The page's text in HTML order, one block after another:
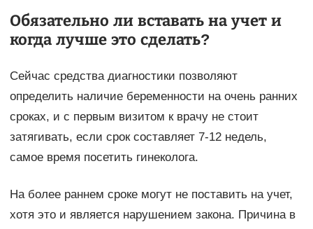
Обязательно ли вставать на учет и
когда лучше это сделать?
Сейчас средства диагностики позволяют
определить наличие беременности на очень ранних
сроках, и с первым визитом к врачу не стоит
затягивать, если срок составляет 7-12 недель,
самое время посетить гинеколога.
На более раннем сроке могут не поставить на учет,
хотя это и является нарушением закона. Причина в